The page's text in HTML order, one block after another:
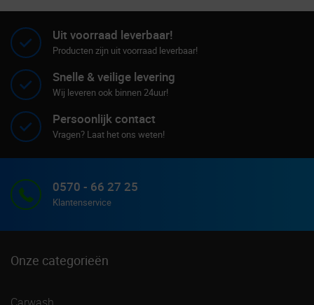
Uit voorraad leverbaar!
Producten zijn uit voorraad leverbaar!
Snelle & veilige levering
Wij leveren ook binnen 24uur!
Persoonlijk contact
Vragen? Laat het ons weten!
0570 - 66 27 25
Klantenservice
Onze categorieën